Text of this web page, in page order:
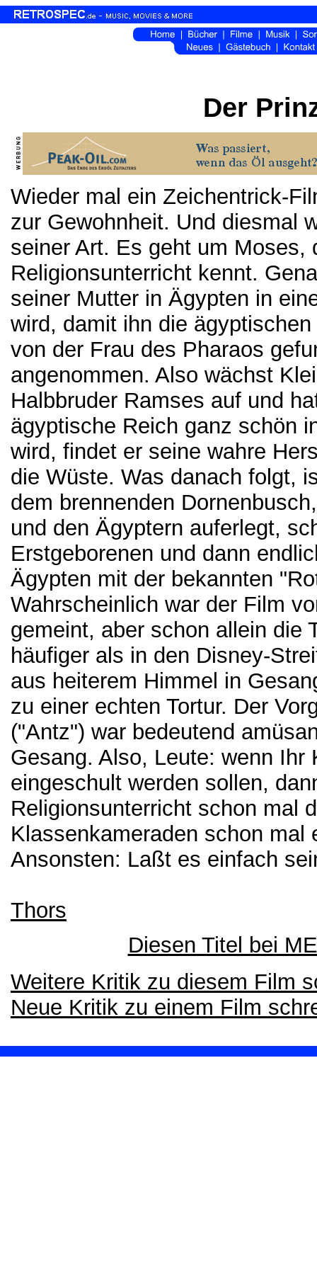
Der
Wieder mal ein Zeichentrick-
zur Gewohnheit. Und diesmal
seiner Art. Es geht um
Religionsunterricht kennt.
seiner Mutter in Ägypten in
wird, damit ihn die
von der Frau des Pharaos
angenommen. Also wächst
Halbbruder Ramses auf und
ägyptische Reich ganz schön
wird, findet er seine wahre
die Wüste. Was danach folgt,
dem brennenden
und den Ägyptern auferlegt,
Erstgeborenen und dann
Ägypten mit der bekannten
Wahrscheinlich war der Film
gemeint, aber schon allein die
häufiger als in den Disney-
aus heiterem Himmel in
zu einer echten Tortur. Der
("Antz") war bedeutend
Gesang. Also, Leute: wenn
eingeschult werden sollen,
Religionsunterricht schon mal
Klassenkameraden schon
Ansonsten: Laßt es einfach
Thors
Diesen Titel bei
Weitere Kritik zu diesem Film
Neue Kritik zu einem Film